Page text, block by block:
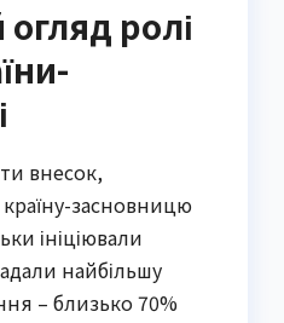
ролі
внесок,
засновницю
ініціювали
найбільшу
– близько 70%